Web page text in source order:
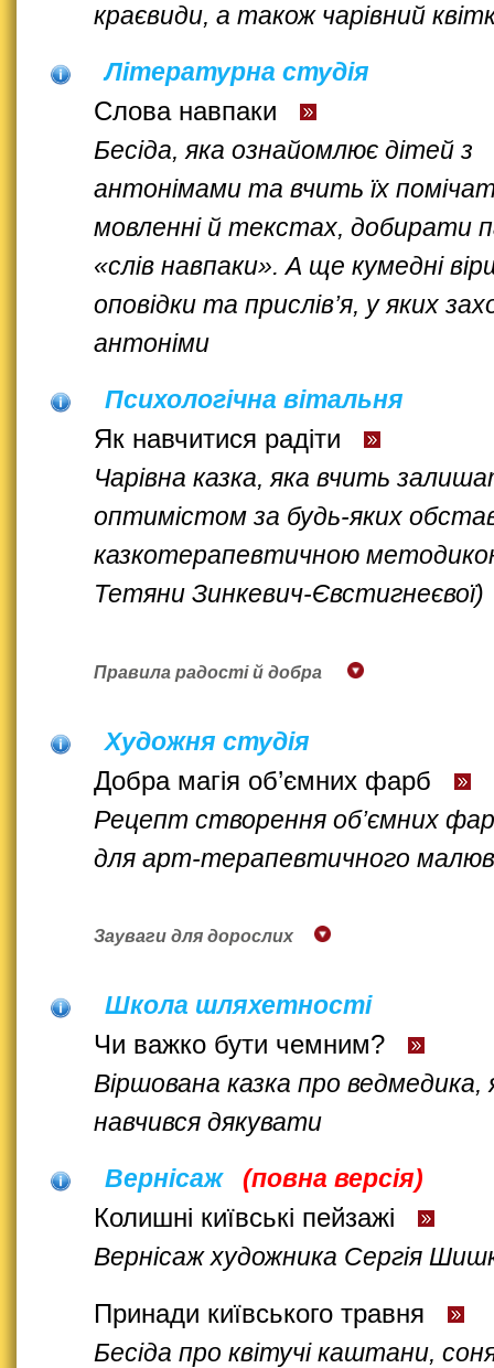
краєвиди, а також чарівний
Літературна студія
Слова навпаки
Бесіда, яка ознайомлює дітей з
антонімами та вчить їх
мовленні й текстах, добирати
«слів навпаки». А ще кумедні
оповідки та прислів’я, у яких
антоніми
Психологічна вітальня
Як навчитися радіти
Чарівна казка, яка вчить
оптимістом за будь-яких
казкотерапевтичною
Тетяни Зинкевич-Євстигнеєвої)
Правила радості й добра
Художня студія
Добра магія об’ємних фарб
Рецепт створення об’ємних
для арт-терапевтичного
Зауваги для дорослих
Школа шляхетності
Чи важко бути чемним?
Віршована казка про ведмедика,
навчився дякувати
Вернісаж (повна версія)
Колишні київські пейзажі
Вернісаж художника Сергія
Принади київського травня
Бесіда про квітучі каштани,